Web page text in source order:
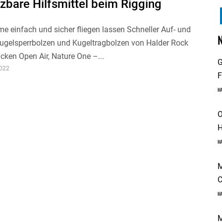
Hilfsmittel beim Rigging
einfach und sicher fliegen lassen Schneller Auf- und
und Kugeltragbolzen von Halder Rock
Open Air, Nature One –...